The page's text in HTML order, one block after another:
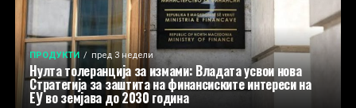
ПРОДУКТИ пред 3 недели
Нулта толеранција за измами: Владата усвои нова
Стратегија за заштита на финансиските интереси на
ЕУ во земјава до 2030 година